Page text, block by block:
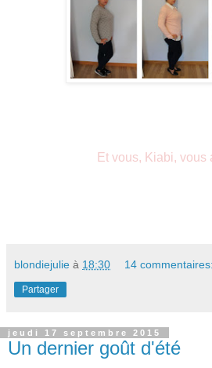
Et vous, Kiabi, vous
blondiejulie à 18:30 14 commentaires:
Partager
jeudi 17 septembre 2015
Un dernier goût d'été